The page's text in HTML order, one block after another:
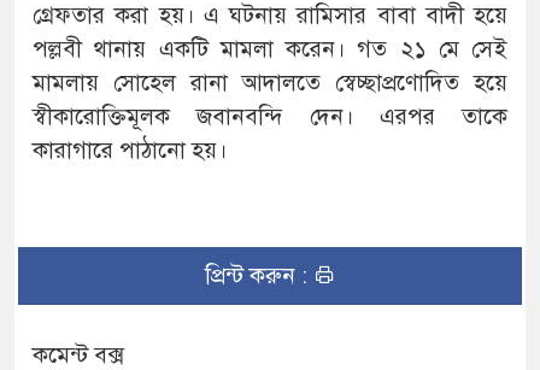
গ্রেফতার করা হয়। এ ঘটনায় রামিসার বাবা বাদী হয়ে
পল্লবী থানায় একটি মামলা করেন। গত ২১ মে সেই
মামলায় সোহেল রানা আদালতে স্বেচ্ছাপ্রণোদিত হয়ে
স্বীকারোক্তিমূলক জবানবন্দি দেন। এরপর তাকে
কারাগারে পাঠানো হয়।
প্রিন্ট করুন :
কমেন্ট বক্স